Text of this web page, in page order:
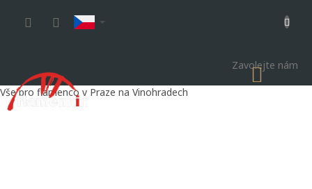
Zavolejte nám
Vše pro flamenco v Praze na Vinohradech
KOŠÍK